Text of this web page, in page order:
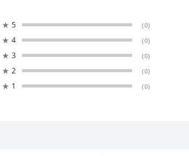
★ 5 (0)
★ 4 (0)
★ 3 (0)
★ 2 (0)
★ 1 (0)